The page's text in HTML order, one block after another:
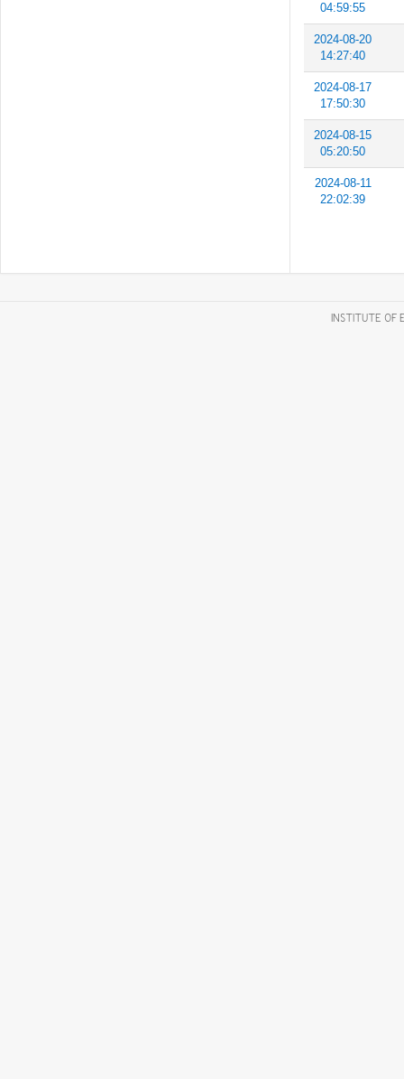
04:59:55
2024-08-20
14:27:40
2024-08-17
17:50:30
2024-08-15
05:20:50
2024-08-11
22:02:39
INSTITUTE OF